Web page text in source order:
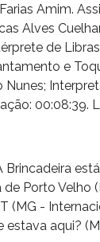
Amim.
Alves
de
e
00:08:39.
Brincadeira
de Porto Velho
(MG -
estava aqui?